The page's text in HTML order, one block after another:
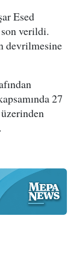
Esed
verildi.
devrilmesine
27